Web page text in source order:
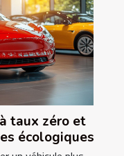
taux zéro et
écologiques